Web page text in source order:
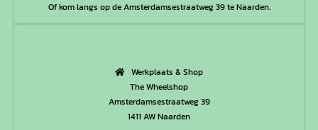
Of kom langs op de Amsterdamsestraatweg 39 te Naarden.
Werkplaats & Shop
The Wheelshop
Amsterdamsestraatweg 39
1411 AW Naarden